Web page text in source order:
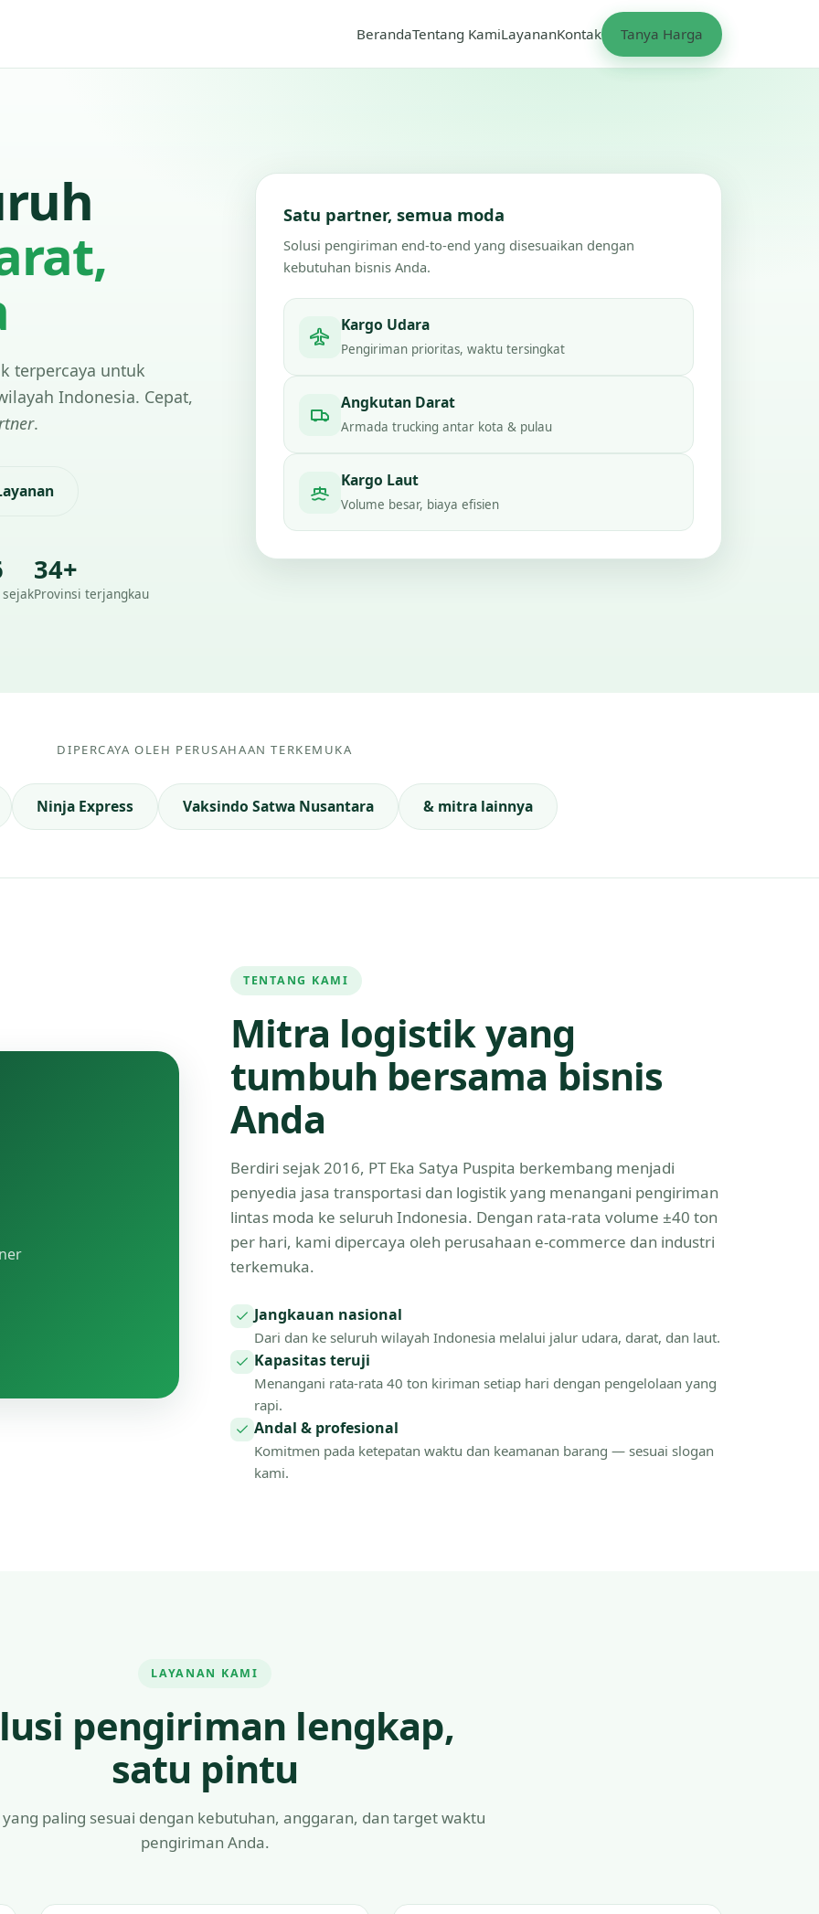
BerandaTentang KamiLayananKontak Tanya Harga
terpercaya untuk
Indonesia. Cepat,
.
34+
Provinsi terjangkau
Satu partner, semua moda
Solusi pengiriman end-to-end yang disesuaikan dengan
kebutuhan bisnis Anda.
Kargo Udara
Pengiriman prioritas, waktu tersingkat
Angkutan Darat
Armada trucking antar kota & pulau
Kargo Laut
Volume besar, biaya efisien
DIPERCAYA OLEH PERUSAHAAN TERKEMUKA
Ninja Express Vaksindo Satwa Nusantara & mitra lainnya
TENTANG KAMI
Mitra logistik yang
tumbuh bersama bisnis
Anda
Berdiri sejak 2016, PT Eka Satya Puspita berkembang menjadi
penyedia jasa transportasi dan logistik yang menangani pengiriman
lintas moda ke seluruh Indonesia. Dengan rata-rata volume ±40 ton
per hari, kami dipercaya oleh perusahaan e-commerce dan industri
terkemuka.
Jangkauan nasional
Dari dan ke seluruh wilayah Indonesia melalui jalur udara, darat, dan laut.
Kapasitas teruji
Menangani rata-rata 40 ton kiriman setiap hari dengan pengelolaan yang
rapi.
Andal & profesional
Komitmen pada ketepatan waktu dan keamanan barang — sesuai slogan
kami.
LAYANAN KAMI
pengiriman lengkap,
satu pintu
paling sesuai dengan kebutuhan, anggaran, dan target waktu
pengiriman Anda.